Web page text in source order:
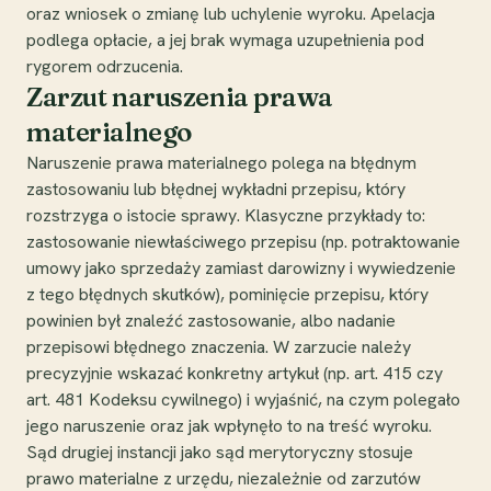
oraz wniosek o zmianę lub uchylenie wyroku. Apelacja
podlega opłacie, a jej brak wymaga uzupełnienia pod
rygorem odrzucenia.
Zarzut naruszenia prawa
materialnego
Naruszenie prawa materialnego polega na błędnym
zastosowaniu lub błędnej wykładni przepisu, który
rozstrzyga o istocie sprawy. Klasyczne przykłady to:
zastosowanie niewłaściwego przepisu (np. potraktowanie
umowy jako sprzedaży zamiast darowizny i wywiedzenie
z tego błędnych skutków), pominięcie przepisu, który
powinien był znaleźć zastosowanie, albo nadanie
przepisowi błędnego znaczenia. W zarzucie należy
precyzyjnie wskazać konkretny artykuł (np. art. 415 czy
art. 481 Kodeksu cywilnego) i wyjaśnić, na czym polegało
jego naruszenie oraz jak wpłynęło to na treść wyroku.
Sąd drugiej instancji jako sąd merytoryczny stosuje
prawo materialne z urzędu, niezależnie od zarzutów